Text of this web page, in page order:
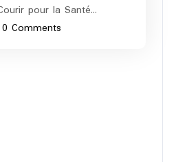
pour la Santé…
0 Comments